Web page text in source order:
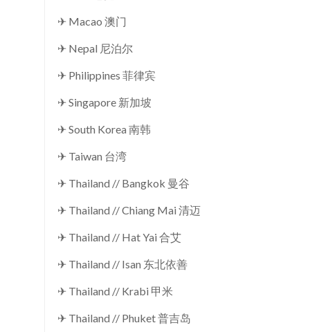
✈ Macao 澳门
✈ Nepal 尼泊尔
✈ Philippines 菲律宾
✈ Singapore 新加坡
✈ South Korea 南韩
✈ Taiwan 台湾
✈ Thailand // Bangkok 曼谷
✈ Thailand // Chiang Mai 清迈
✈ Thailand // Hat Yai 合艾
✈ Thailand // Isan 东北依善
✈ Thailand // Krabi 甲米
✈ Thailand // Phuket 普吉岛